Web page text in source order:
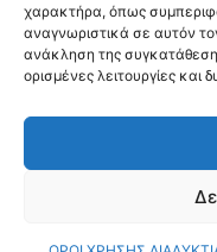
χαρακτήρα, όπως
αναγνωριστικά σε αυτόν
ανάκληση της
ορισμένες λειτουργίες και
Videos